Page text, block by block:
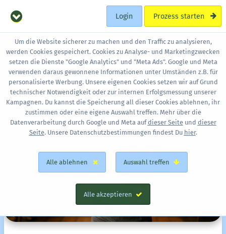
Login Prozess starten
Um die Website sicherer zu machen und den Traffic zu analysieren,
werden Cookies gespeichert. Cookies zu Analyse- und Marketingzwecken
setzen die Dienste "Google Analytics" und "Meta Ads". Google und Meta
verwenden daraus gewonnene Informationen unter Umständen z.B. für
personalisierte Werbung. Unsere eigenen Cookies setzen wir auf Grund
technischer Notwendigkeit oder zur internen Erfolgsmessung unserer
Kampagnen. Du kannst die Speicherung all dieser Cookies ablehnen, ihr
zustimmen oder eine eigene Auswahl treffen. Mehr über die
Datenverarbeitung durch Google und Meta aufdieser Seiteund dieser
Seite. Unsere Datenschutzbestimmungen findest Du hier.
Alle ablehnen Auswahl treffen
Alle akzeptieren